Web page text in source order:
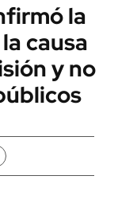
la
causa
y no